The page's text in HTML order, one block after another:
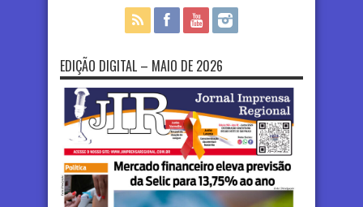
EDIÇÃO DIGITAL – MAIO DE 2026